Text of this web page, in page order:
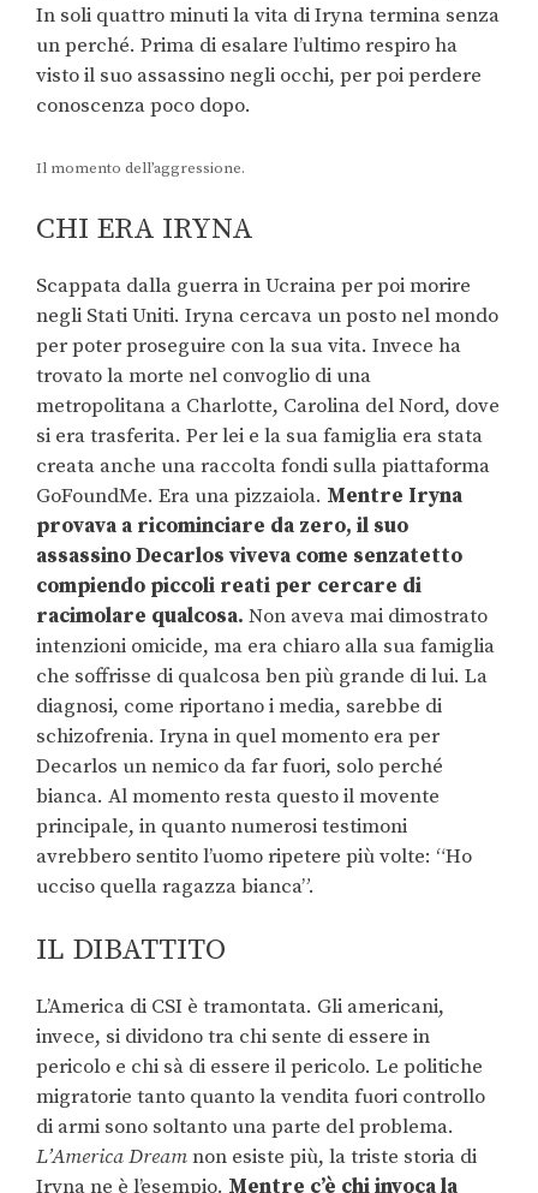
In soli quattro minuti la vita di Iryna termina senza
un perché. Prima di esalare l’ultimo respiro ha
visto il suo assassino negli occhi, per poi perdere
conoscenza poco dopo.
Il momento dell’aggressione.
CHI ERA IRYNA
Scappata dalla guerra in Ucraina per poi morire
negli Stati Uniti. Iryna cercava un posto nel mondo
per poter proseguire con la sua vita. Invece ha
trovato la morte nel convoglio di una
metropolitana a Charlotte, Carolina del Nord, dove
si era trasferita. Per lei e la sua famiglia era stata
creata anche una raccolta fondi sulla piattaforma
GoFoundMe. Era una pizzaiola. Mentre Iryna
provava a ricominciare da zero, il suo
assassino Decarlos viveva come senzatetto
compiendo piccoli reati per cercare di
racimolare qualcosa. Non aveva mai dimostrato
intenzioni omicide, ma era chiaro alla sua famiglia
che soffrisse di qualcosa ben più grande di lui. La
diagnosi, come riportano i media, sarebbe di
schizofrenia. Iryna in quel momento era per
Decarlos un nemico da far fuori, solo perché
bianca. Al momento resta questo il movente
principale, in quanto numerosi testimoni
avrebbero sentito l’uomo ripetere più volte: “Ho
ucciso quella ragazza bianca”.
IL DIBATTITO
L’America di CSI è tramontata. Gli americani,
invece, si dividono tra chi sente di essere in
pericolo e chi sà di essere il pericolo. Le politiche
migratorie tanto quanto la vendita fuori controllo
di armi sono soltanto una parte del problema.
L’America Dreamnon esiste più, la triste storia di
Iryna ne è l’esempio. Mentre c’è chi invoca la